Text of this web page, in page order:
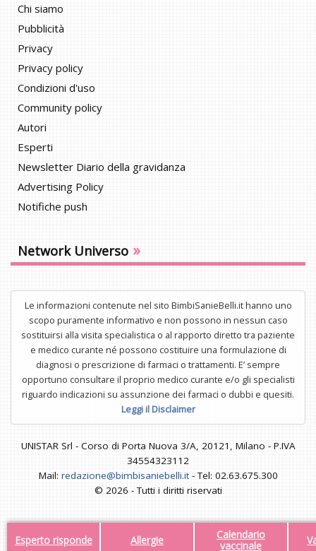
Esperto risponde Allergie
Calendario
vaccinale
Chi siamo
Pubblicità
Privacy
Privacy policy
Condizioni d'uso
Community policy
Autori
Esperti
Newsletter Diario della gravidanza
Advertising Policy
Notifiche push
Network Universo »
Le informazioni contenute nel sito BimbiSanieBelli.it hanno uno
scopo puramente informativo e non possono in nessun caso
sostituirsi alla visita specialistica o al rapporto diretto tra paziente
e medico curante né possono costituire una formulazione di
diagnosi o prescrizione di farmaci o trattamenti. E’ sempre
opportuno consultare il proprio medico curante e/o gli specialisti
riguardo indicazioni su assunzione dei farmaci o dubbi e quesiti.
Leggi il Disclaimer
UNISTAR Srl - Corso di Porta Nuova 3/A, 20121, Milano - P.IVA
34554323112
Mail: redazione@bimbisaniebelli.it- Tel: 02.63.675.300
© 2026 - Tutti i diritti riservati